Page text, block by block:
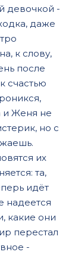
девочкой -
даже
к слову,
после
счастью
и Женя не
но с
их
та,
идёт
надеется
какие они
перестал
-